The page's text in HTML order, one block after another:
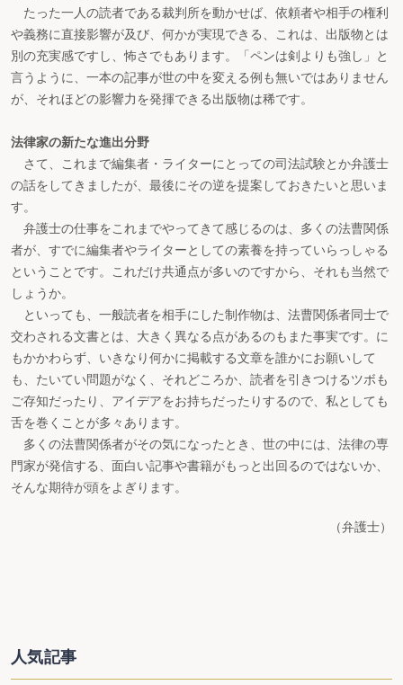
たった一人の読者である裁判所を動かせば、依頼者や相手の権利
や義務に直接影響が及び、何かが実現できる、これは、出版物とは
別の充実感ですし、怖さでもあります。「ペンは剣よりも強し」と
言うように、一本の記事が世の中を変える例も無いではありません
が、それほどの影響力を発揮できる出版物は稀です。
法律家の新たな進出分野
さて、これまで編集者・ライターにとっての司法試験とか弁護士
の話をしてきましたが、最後にその逆を提案しておきたいと思いま
す。
弁護士の仕事をこれまでやってきて感じるのは、多くの法曹関係
者が、すでに編集者やライターとしての素養を持っていらっしゃる
ということです。これだけ共通点が多いのですから、それも当然で
しょうか。
といっても、一般読者を相手にした制作物は、法曹関係者同士で
交わされる文書とは、大きく異なる点があるのもまた事実です。に
もかかわらず、いきなり何かに掲載する文章を誰かにお願いして
も、たいてい問題がなく、それどころか、読者を引きつけるツボも
ご存知だったり、アイデアをお持ちだったりするので、私としても
舌を巻くことが多々あります。
多くの法曹関係者がその気になったとき、世の中には、法律の専
門家が発信する、面白い記事や書籍がもっと出回るのではないか、
そんな期待が頭をよぎります。
（弁護士）
人気記事